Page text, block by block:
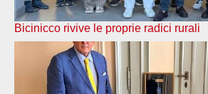
Bicinicco rivive le proprie radici rurali